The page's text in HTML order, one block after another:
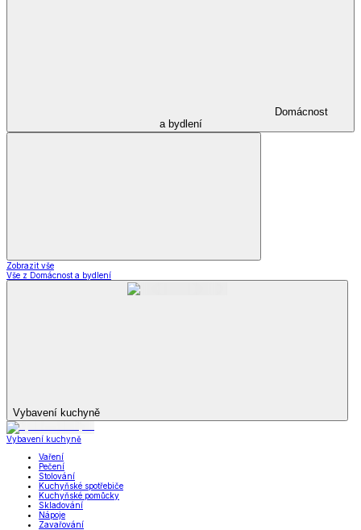
Domácnost
a bydlení
Zobrazit vše
Vše z Domácnost a bydlení
Vybavení kuchyně
Vybavení kuchyně
Vaření
Pečení
Stolování
Kuchyňské spotřebiče
Kuchyňské pomůcky
Skladování
Nápoje
Zavařování